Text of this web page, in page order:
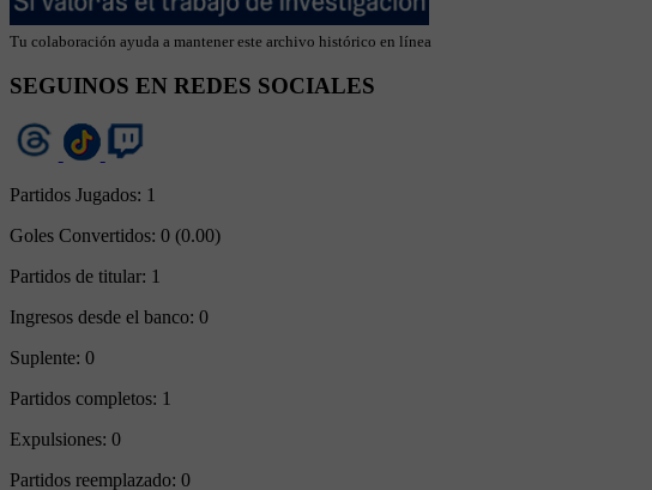
Tu colaboración ayuda a mantener este archivo histórico en línea
SEGUINOS EN REDES SOCIALES
Partidos Jugados: 1
Goles Convertidos: 0 (0.00)
Partidos de titular: 1
Ingresos desde el banco: 0
Suplente: 0
Partidos completos: 1
Expulsiones: 0
Partidos reemplazado: 0